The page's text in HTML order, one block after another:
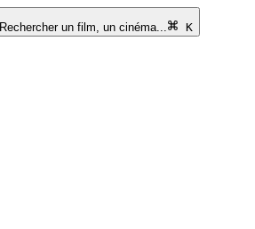
Rechercher un film, un cinéma...
K